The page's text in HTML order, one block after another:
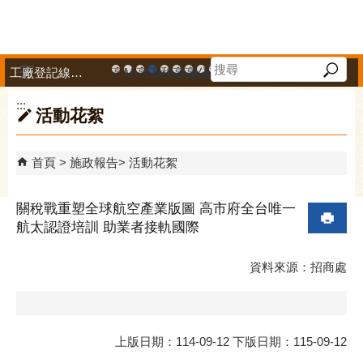
高雄市政府中小企業升級輔導網站
MEGABAY大港創艦
高雄金融科技創新園區
工廠登記線上申辦系統
和發產業園區
高雄工業資訊平台
高雄本洲產業園區服務中心
公司、商業登記主題網
高雄市友善商家
高雄市政府經濟發展局-
工業管線防災教育資
高雄市綠能管理資
高雄市綠能管理
高雄淨零商轉
高雄招商網
高雄會展網
專刊『
雄心
「我
工廠登記線上申辦系統
:::
活動花絮
首頁 施政報告 活動花絮
關稅戰重塑全球航空產業版圖 高市府全台唯一
航太認證培訓 助業者接軌國際
資料來源：招商處
上版日期：114-09-12 下版日期：115-09-12